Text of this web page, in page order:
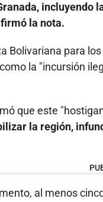
incluyendo
la nota.
Bolivariana para
la "incursión
que este
la región,
al menos